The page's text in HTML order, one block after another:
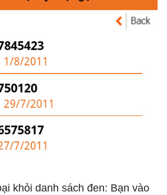
khỏi danh sách đen: Bạn vào